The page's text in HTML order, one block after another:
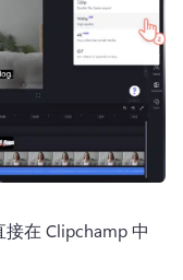
在 Clipchamp 中